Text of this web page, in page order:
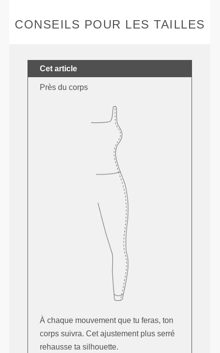
CONSEILS POUR LES TAILLES
Cet article
Près du corps
À chaque mouvement que tu feras, ton
corps suivra. Cet ajustement plus serré
rehausse ta silhouette.